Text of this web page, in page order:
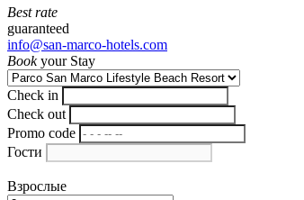
Best rate
guaranteed
info@san-marco-hotels.com
Bookyour Stay
Check in
Check out
Promo code
Гости
Взрослые